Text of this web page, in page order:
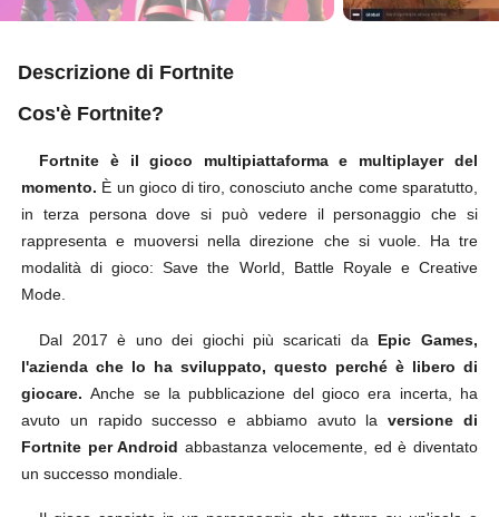
Descrizione di Fortnite
Cos'è Fortnite?
Fortnite è il gioco multipiattaforma e multiplayer del
momento. È un gioco di tiro, conosciuto anche come sparatutto,
in terza persona dove si può vedere il personaggio che si
rappresenta e muoversi nella direzione che si vuole. Ha tre
modalità di gioco: Save the World, Battle Royale e Creative
Mode.
Dal 2017 è uno dei giochi più scaricati da Epic Games,
l'azienda che lo ha sviluppato, questo perché è libero di
giocare.Anche se la pubblicazione del gioco era incerta, ha
avuto un rapido successo e abbiamo avuto laversione di
Fortnite per Android abbastanza velocemente, ed è diventato
un successo mondiale.